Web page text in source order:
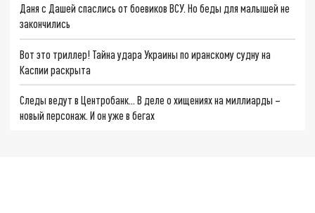
Даня с Дашей спаслись от боевиков ВСУ. Но беды для малышей не
закончились
Вот это триллер! Тайна удара Украины по иранскому судну на
Каспии раскрыта
Следы ведут в Центробанк… В деле о хищениях на миллиарды –
новый персонаж. И он уже в бегах